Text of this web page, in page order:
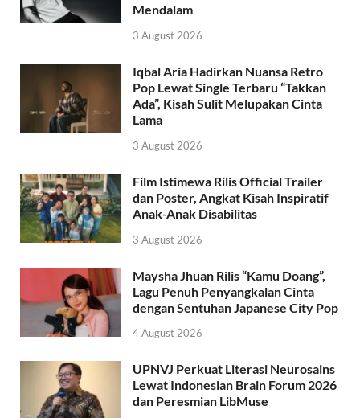
Mendalam
3 August 2026
Iqbal Aria Hadirkan Nuansa Retro
Pop Lewat Single Terbaru “Takkan
Ada”, Kisah Sulit Melupakan Cinta
Lama
3 August 2026
Film Istimewa Rilis Official Trailer
dan Poster, Angkat Kisah Inspiratif
Anak-Anak Disabilitas
3 August 2026
Maysha Jhuan Rilis “Kamu Doang”,
Lagu Penuh Penyangkalan Cinta
dengan Sentuhan Japanese City Pop
4 August 2026
UPNVJ Perkuat Literasi Neurosains
Lewat Indonesian Brain Forum 2026
dan Peresmian LibMuse